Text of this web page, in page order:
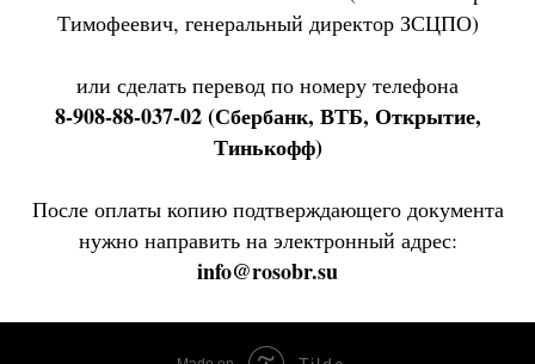
Тимофеевич, генеральный директор ЗСЦПО)
или сделать перевод по номеру телефона
8-908-88-037-02 (Сбербанк, ВТБ, Открытие,
Тинькофф)
После оплаты копию подтверждающего документа
нужно направить на электронный адрес:
info@rosobr.su